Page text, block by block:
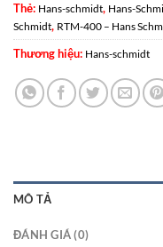
Thẻ: Hans-schmidt, Hans-
Schmidt, RTM-400 – Hans
Thương hiệu: Hans-schmidt
MÔ TẢ
ĐÁNH GIÁ (0)